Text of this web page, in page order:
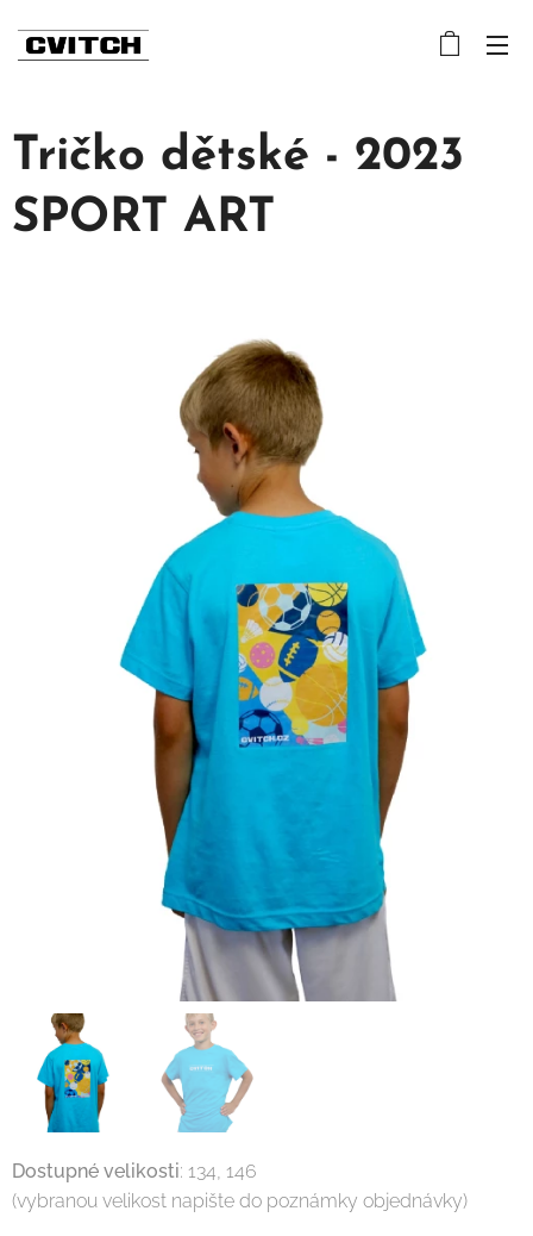
Tričko dětské - 2023
SPORT ART
Dostupné velikosti: 134, 146
(vybranou velikost napište do poznámky objednávky)